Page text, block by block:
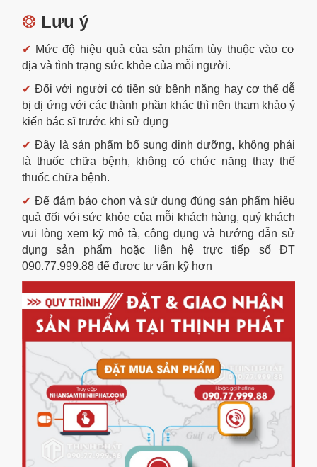
❂ Lưu ý
✔ Mức độ hiệu quả của sản phẩm tùy thuộc vào cơ
địa và tình trạng sức khỏe của mỗi người.
✔ Đối với người có tiền sử bệnh nặng hay cơ thể dễ
bị dị ứng với các thành phần khác thì nên tham khảo ý
kiến bác sĩ trước khi sử dụng
✔ Đây là sản phẩm bổ sung dinh dưỡng, không phải
là thuốc chữa bệnh, không có chức năng thay thế
thuốc chữa bệnh.
✔ Để đảm bảo chọn và sử dụng đúng sản phẩm hiệu
quả đối với sức khỏe của mỗi khách hàng, quý khách
vui lòng xem kỹ mô tả, công dụng và hướng dẫn sử
dụng sản phẩm hoặc liên hệ trực tiếp số ĐT
090.77.999.88 để được tư vấn kỹ hơn